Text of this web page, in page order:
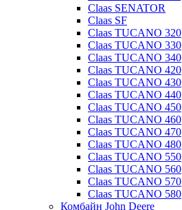
Claas SENATOR
Claas SF
Claas TUCANO 320
Claas TUCANO 330
Claas TUCANO 340
Claas TUCANO 420
Claas TUCANO 430
Claas TUCANO 440
Claas TUCANO 450
Claas TUCANO 460
Claas TUCANO 470
Claas TUCANO 480
Claas TUCANO 550
Claas TUCANO 560
Claas TUCANO 570
Claas TUCANO 580
Комбайн John Deere